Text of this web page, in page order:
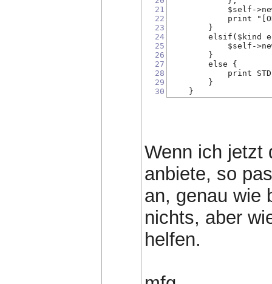
21
22
23
24
25
26
27
28
29
30
$self-
print "[OK]
}
elsif($kind eq
$self-
}
else {
print STDERR
}
}
Wenn ich jetzt
anbiete, so
an, genau wie
nichts, aber
helfen.